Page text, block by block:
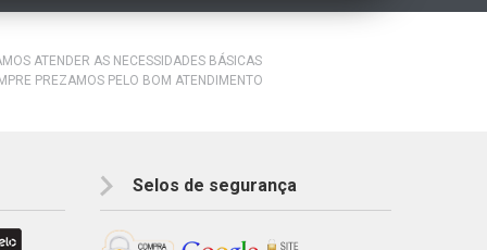
ATENDER AS NECESSIDADES BÁSICAS
PREZAMOS PELO BOM ATENDIMENTO
Selos de segurança